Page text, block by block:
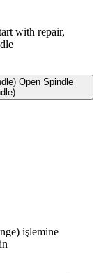
with repair,
Open Spindle
işlemine